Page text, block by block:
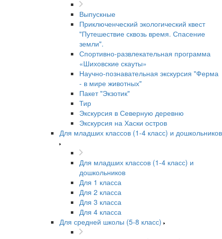
Выпускные
Приключенческий экологический квест
"Путешествие сквозь время. Спасение
земли".
Спортивно-развлекательная программа
«Шиховские скауты»
Научно-познавательная экскурсия "Ферма
- в мире животных"
Пакет "Экзотик"
Тир
Экскурсия в Северную деревню
Экскурсия на Хаски остров
Для младших классов (1-4 класс) и дошкольников
Для младших классов (1-4 класс) и
дошкольников
Для 1 класса
Для 2 класса
Для 3 класса
Для 4 класса
Для средней школы (5-8 класс)